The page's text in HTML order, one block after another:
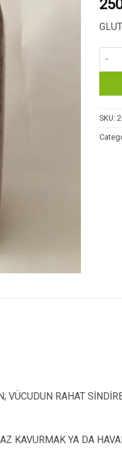
SKU:
VÜCUDUN RAHAT
KAVURMAK YA DA